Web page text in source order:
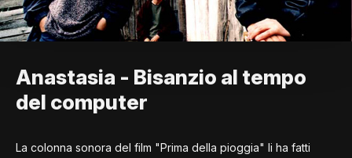
Anastasia - Bisanzio al tempo
del computer
La colonna sonora del film "Prima della pioggia" li ha fatti